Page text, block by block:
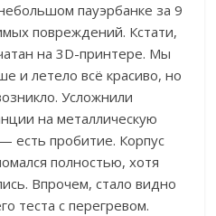
пауэрбанке за 9
повреждений. Кстати,
на 3D-принтере. Мы
и летело всё красиво, но
Усложнили
на металлическую
есть пробитие. Корпус
полностью, хотя
Впрочем, стало видно
теста с перегревом.